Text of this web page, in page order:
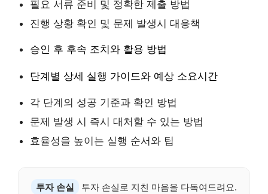
필요 서류 준비 및 정확한 제출 방법
진행 상황 확인 및 문제 발생시 대응책
승인 후 후속 조치와 활용 방법
단계별 상세 실행 가이드와 예상 소요시간
각 단계의 성공 기준과 확인 방법
문제 발생 시 즉시 대처할 수 있는 방법
효율성을 높이는 실행 순서와 팁
투자 손실
투자 손실로 지친 마음을 다독여드려요.